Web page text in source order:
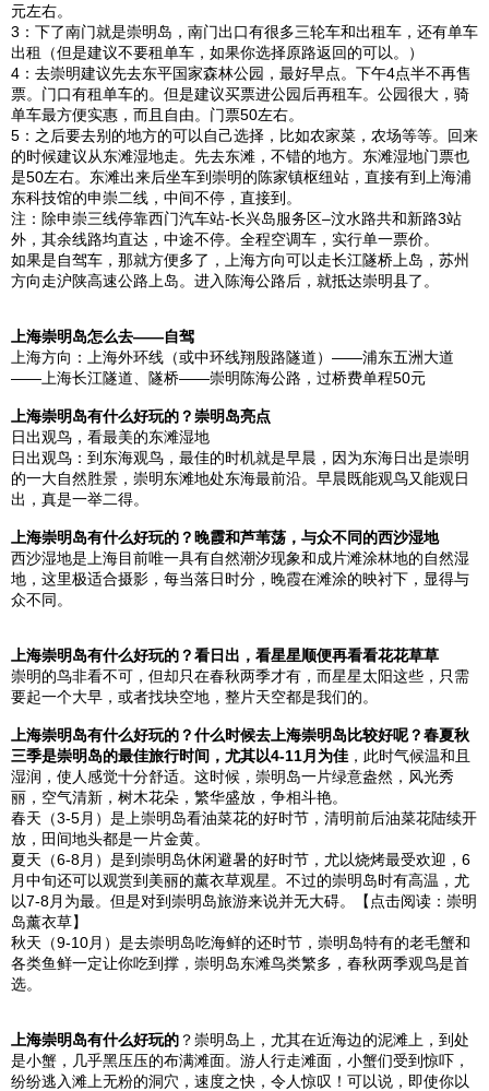
元左右。
3：下了南门就是崇明岛 ，南门出口有很多三轮车和出租车，还有单车
出租（但是建议不要租单车，如果你选择原路返回的可以。）
4：去崇明建议先去东平国家森林公园，最好早点。下午4点半不再售
票。门口有租单车的。但是建议买票进公园后再租车。公园很大，骑
单车最方便实惠，而且自由。门票50左右。
5：之后要去别的地方的可以自己选择， 比如农家菜，农场等等。回来
的时候建议从东滩湿地走。先去东滩，不错的地方。东滩湿地门票也
是50左右。东滩出来后坐车到崇明的陈家镇枢纽站，直接有到
上海浦
东科技馆的申崇二线，中间不停，直接到。
注：除申崇三线停靠西门汽车站-长兴岛服务区–汶水路共和新路3站
外，其余线路均直达，中途不停。全程空调车，实行单一票价。
如果是自驾车，那就方便多了，
上海方向可以走长江隧桥上岛， 苏州
方向走沪陕高速公路上岛。进入陈海公路后，就抵达崇明县了。
上海崇明岛怎么去——自驾
上海方向： 上海外环线（或中环线翔殷路隧道）——浦东五洲大道
—— 上海长江隧道、隧桥——崇明陈海公路，过桥费单程50元
上海崇明岛有什么好玩的？崇明岛亮点
日出观鸟，看最美的东滩湿地
日出观鸟：到东海观鸟，最佳的时机就是早晨，因为东海日出是崇明
的一大自然胜景，崇明东滩地处东海最前沿。早晨既能观鸟又能观日
出，真是一举二得。
上海崇明岛有什么好玩的？晚霞和芦苇荡，与众不同的西沙湿地
西沙湿地是 上海目前唯一具有自然潮汐现象和成片滩涂林地的自然湿
地，这里极适合摄影，每当落日时分，晚霞在滩涂的映衬下，显得与
众不同。
上海崇明岛有什么好玩的？看日出，看星星顺便再看看花花草草
崇明的鸟非看不可，但却只在春秋两季才有，而星星太阳这些，只需
要起一个大早，或者找块空地，整片天空都是我们的。
上海崇明岛有什么好玩的？什么时候去 上海崇明岛 比较好呢？春夏秋
三季是崇明岛的最佳旅行时间，尤其以4-11月为佳 ，此时气候温和且
湿润，使人感觉十分舒适。这时候， 崇明岛一片绿意盎然，风光秀
丽，空气清新，树木花朵，繁华盛放，争相斗艳。
春天（3-5月）是上崇明岛看油菜花的好时节，清明前后油菜花陆续开
放，田间地头都是一片金黄。
夏天（6-8月）是到崇明岛休闲避暑的好时节，尤以烧烤最受欢迎，6
月中旬还可以观赏到美丽的薰衣草观星。不过的崇明岛时有高温，尤
以7-8月为最。但是对到崇明岛旅游来说并无大碍。【点击阅读：崇明
岛薰衣草】
秋天（9-10月）是去崇明岛吃海鲜的还时节， 崇明岛特有的老毛蟹和
各类鱼鲜一定让你吃到撑， 崇明岛东滩鸟类繁多，春秋两季观鸟是首
选。
上海崇明岛有什么好玩的 ？崇明岛 上，尤其在近海边的泥滩上，到处
是小蟹，几乎黑压压的布满滩面。游人行走滩面，小蟹们受到惊吓，
纷纷逃入滩上无粉的洞穴，速度之快，令人惊叹！可以说，即使你以